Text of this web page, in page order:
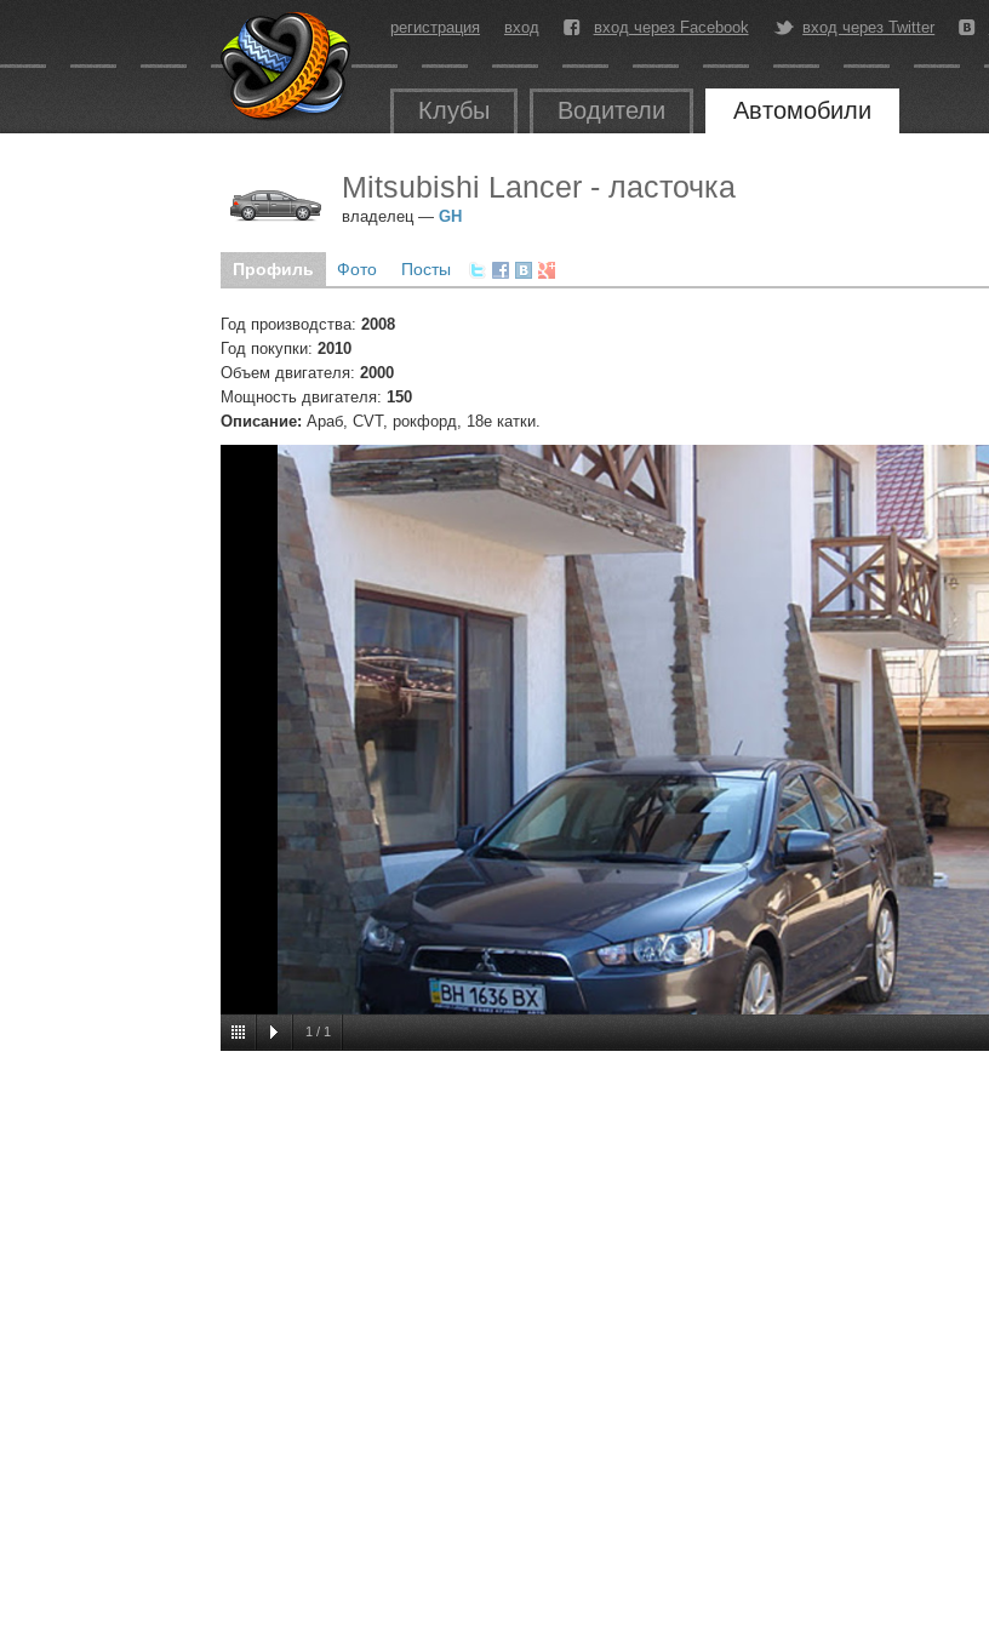
регистрация вход вход через Facebook вход через Twitter
Клубы Водители Автомобили
Mitsubishi Lancer - ласточка
владелец — GH
Профиль Фото Посты
Год производства: 2008
Год покупки: 2010
Объем двигателя: 2000
Мощность двигателя: 150
Описание: Араб, CVT, рокфорд, 18е катки.
1 / 1